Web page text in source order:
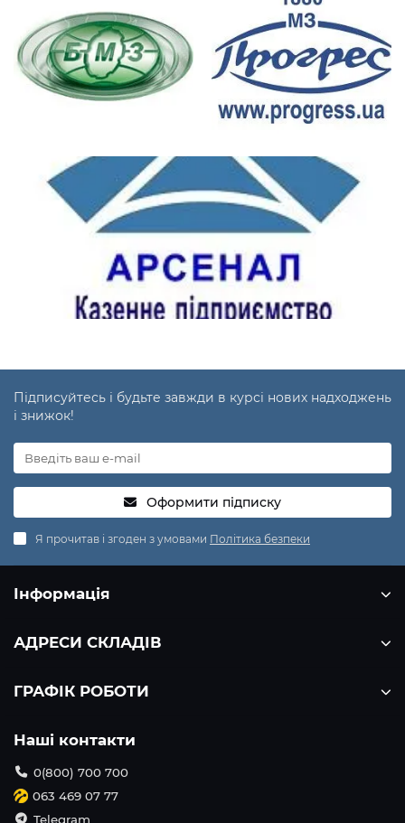
Підписуйтесь і будьте завжди в курсі нових надходжень
і знижок!
Оформити підписку
Я прочитав і згоден з умовами Політика безпеки
Інформація
АДРЕСИ СКЛАДІВ
ГРАФІК РОБОТИ
Наші контакти
0(800) 700 700
063 469 07 77
Telegram